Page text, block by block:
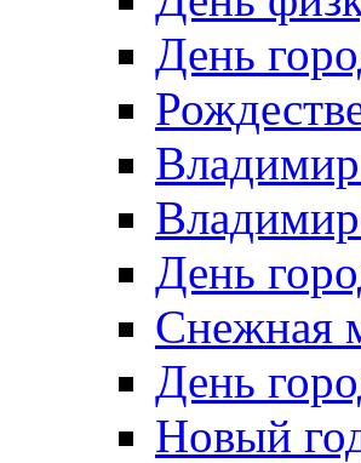
День
День
Снежная
День
Новый